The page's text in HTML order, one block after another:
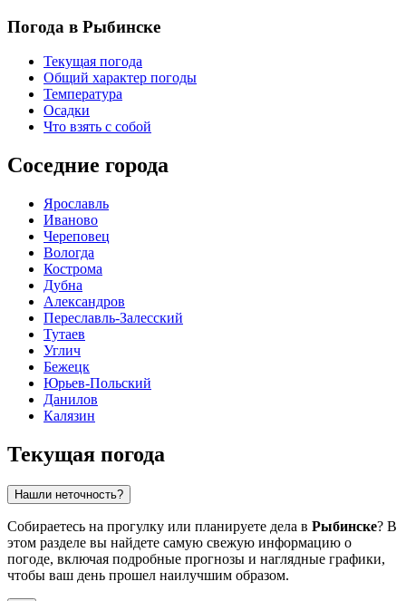
Погода в Рыбинске
Текущая погода
Общий характер погоды
Температура
Осадки
Что взять с собой
Соседние города
Ярославль
Иваново
Череповец
Вологда
Кострома
Дубна
Александров
Переславль-Залесский
Тутаев
Углич
Бежецк
Юрьев-Польский
Данилов
Калязин
Текущая погода
Нашли неточность?
Собираетесь на прогулку или планируете дела в Рыбинске? В
этом разделе вы найдете самую свежую информацию о
погоде, включая подробные прогнозы и наглядные графики,
чтобы ваш день прошел наилучшим образом.